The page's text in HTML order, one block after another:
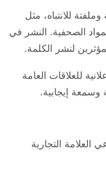
للانتباه، مثل
الصحفية. النشر في
لنشر الكلمة.
للعلاقات العامة
وسمعة إيجابية.
العلامة التجارية